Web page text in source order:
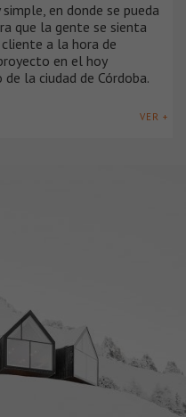
en donde se pueda
que la gente se sienta
a la hora de
en el hoy
la ciudad de Córdoba.
VER +